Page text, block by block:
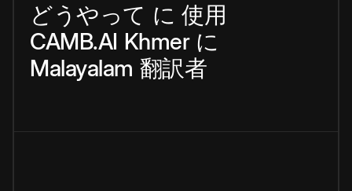
どうやって に 使用
CAMB.AI Khmer に
Malayalam 翻訳者